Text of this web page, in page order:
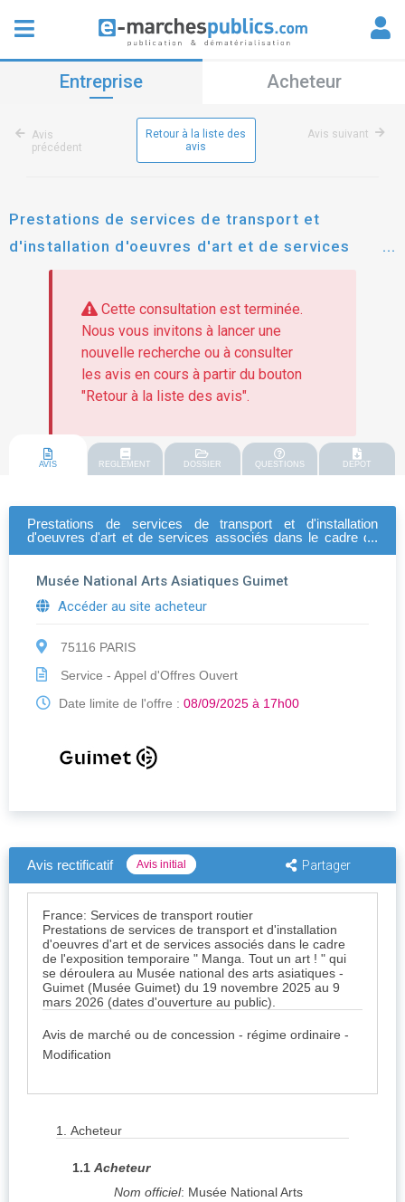
Entreprise Acheteur
Avis
précédent
Retour à la liste des
avis
Avis suivant
Prestations de services de transport et
d'installation d'oeuvres d'art et de services
associés dans le cadre de l'exposition
temporaire " manga. tout un art ! " qui se
déroulera au musée national des arts asiatiques
- guimet (musée guimet) du 19 novembre 2025
au 9 mars 2026 (dates d'ouverture au public).
Cette consultation est terminée.
Nous vous invitons à lancer une
nouvelle recherche ou à consulter
les avis en cours à partir du bouton
"Retour à la liste des avis".
AVIS REGLEMENT DOSSIER QUESTIONS DEPOT
Prestations de services de transport et d'installation
d'oeuvres d'art et de services associés dans le cadre de
(musée guimet) du 19 novembre 2025 au 9 mars 2026
Musée National Arts Asiatiques Guimet
Accéder au site acheteur
75116 PARIS
Service - Appel d'Offres Ouvert
Date limite de l'offre : 08/09/2025 à 17h00
Avis rectificatif Avis initial Partager
France: Services de transport routier
Prestations de services de transport et d'installation
d'oeuvres d'art et de services associés dans le cadre
de l'exposition temporaire " Manga. Tout un art ! " qui
se déroulera au Musée national des arts asiatiques -
Guimet (Musée Guimet) du 19 novembre 2025 au 9
mars 2026 (dates d'ouverture au public).
Avis de marché ou de concession - régime ordinaire -
Modification
1. Acheteur
1.1 Acheteur
Nom officiel: Musée National Arts